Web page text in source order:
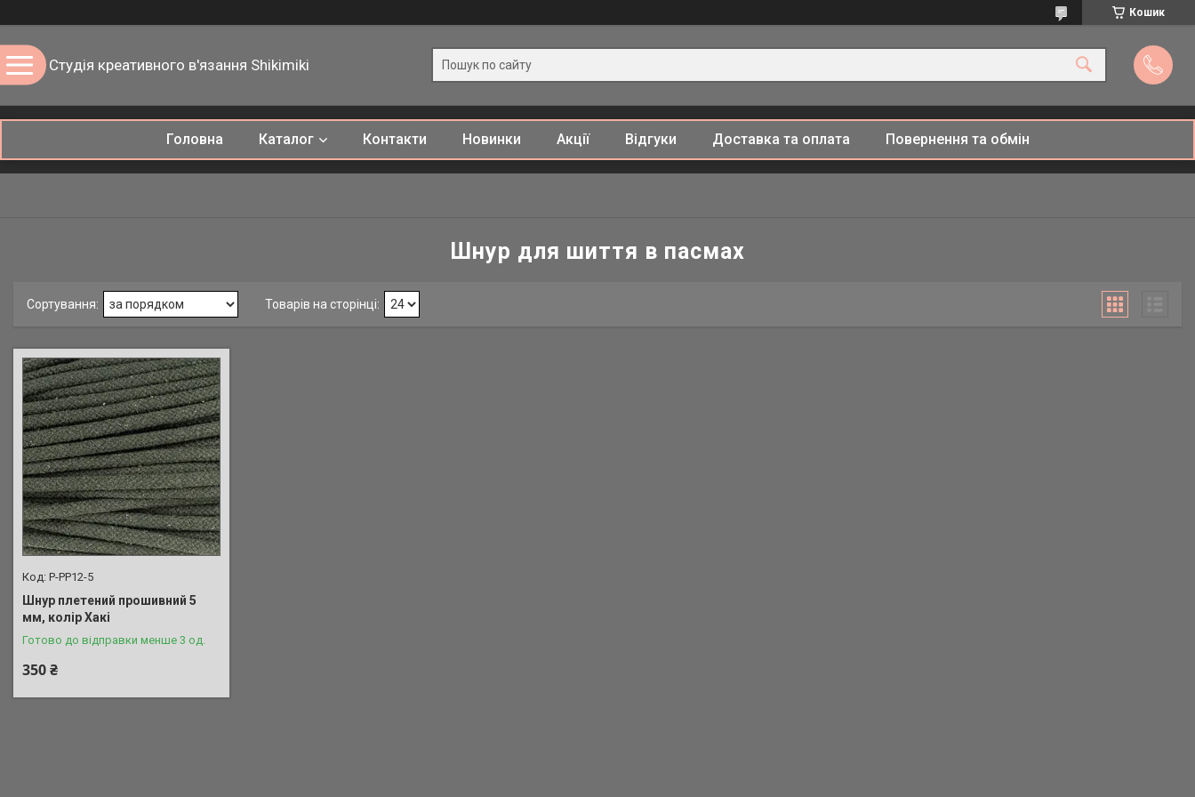
Кошик
Студія креативного в'язання Shikimiki
Головна Каталог Контакти Новинки Акції Відгуки Доставка та оплата Повернення та обмін
Шнур для шиття в пасмах
P-PP12-5
Шнур плетений прошивний 5
мм, колір Хакі
Готово до відправки менше 3 од.
350 ₴